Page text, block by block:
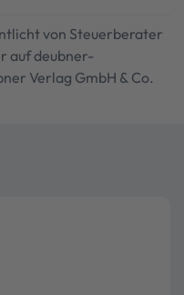
von Steuerberater
auf deubner-
Verlag GmbH & Co.